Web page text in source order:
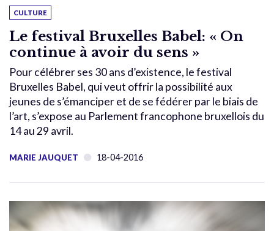
CULTURE
Le festival Bruxelles Babel: « On
continue à avoir du sens »
Pour célébrer ses 30 ans d’existence, le festival
Bruxelles Babel, qui veut offrir la possibilité aux
jeunes de s’émanciper et de se fédérer par le biais de
l’art, s’expose au Parlement francophone bruxellois du
14 au 29 avril.
MARIE JAUQUET 18-04-2016